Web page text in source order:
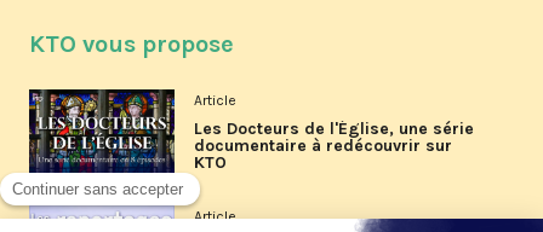
KTO vous propose
Article
Les Docteurs de l'Église, une série
documentaire à redécouvrir sur
KTO
Article